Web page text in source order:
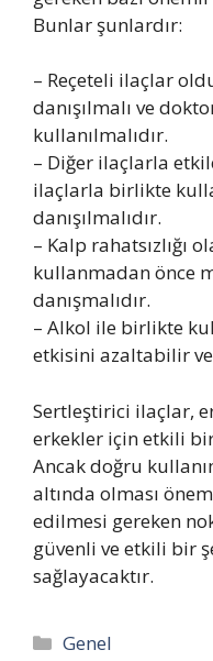
Bunlar şunlardır:
– Reçeteli ilaçlar
danışılmalı ve
kullanılmalıdır.
– Diğer ilaçlarla
ilaçlarla birlikte
danışılmalıdır.
– Kalp rahatsızlığı
kullanmadan önce
danışmalıdır.
– Alkol ile birlikte
etkisini azaltabilir
Sertleştirici ilaçlar,
erkekler için etkili
Ancak doğru
altında olması
edilmesi gereken
güvenli ve etkili bir
sağlayacaktır.
Kategoriler
Genel